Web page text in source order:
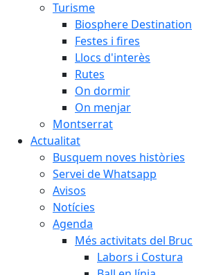
Turisme
Biosphere Destination
Festes i fires
Llocs d'interès
Rutes
On dormir
On menjar
Montserrat
Actualitat
Busquem noves històries
Servei de Whatsapp
Avisos
Notícies
Agenda
Més activitats del Bruc
Labors i Costura